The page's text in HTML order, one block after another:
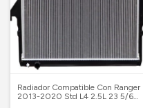
Radiador Compatible Con Ranger
2013-2020 Std L4 2.5L 23 5/6X